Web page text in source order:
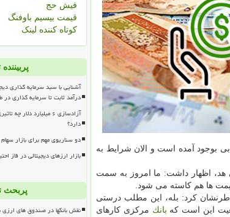
بوجود آمده است و الان شرایط به
هد، اظهار داشت: ما امروز به سمت
ها هم كاسته می شود.
كرد: بله، این مطلب درستی
این است كه بانك مركزی كارهای
فیش حج
قیمت بیسیم باوفنگ
کوتاه کننده لینک
آشنایی با سبد سرمایه گذاری
درآمد ثابت تا سرمایه گذاری در
آزادسازی ۶ میلیارد
دارد؟
دو سناریوی مهم برای بازار سهام
بازار ارزهای دیجیتالی در فاز
پربحث
نقش بانکها در صندوق های ارزی